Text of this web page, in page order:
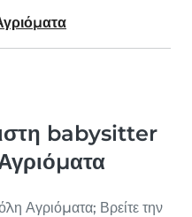
babysitter
Αγριόματα; Βρείτε την